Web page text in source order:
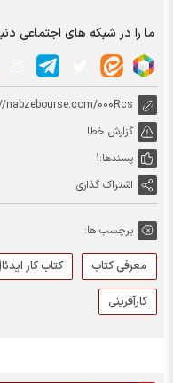
ما را در شبکه های اجتماعی
nabzebourse.com/000Rcs
گزارش خطا
پسندها:1
اشتراک گذاری
برچسب ها:
معرفی کتاب کتاب کار
کارآفرینی